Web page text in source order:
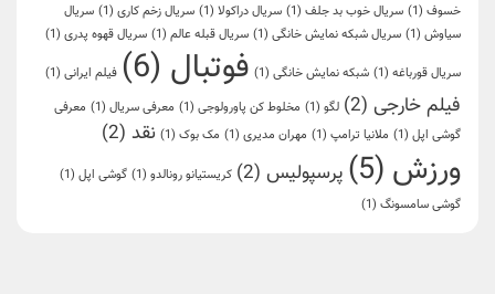
خسوف (1) سریال خوب بد جلف (1) سریال دراکولا (1) سریال زخم کاری (1)
سریال
سیاوش (1) سریال شبکه نمایش خانگی (1) سریال قبله عالم (1) سریال قهوه پدری (1)
سریال قورباغه (1) شبکه نمایش خانگی (1) فوتبال (6) فیلم ایرانی (1)
فیلم خارجی (2) لگو (1) مخلوط کن پاورولوجی (1) معرفی سریال (1)
معرفی
گوشی اپل (1) ملانیا ترامپ (1) مهران مدیری (1) مک بوک (1) نقد (2)
ورزش (5) پرسپولیس (2) کریستیانو رونالدو (1) گوشی اپل (1)
گوشی سامسونگ (1)